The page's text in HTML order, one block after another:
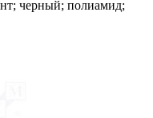
черный; полиамид;